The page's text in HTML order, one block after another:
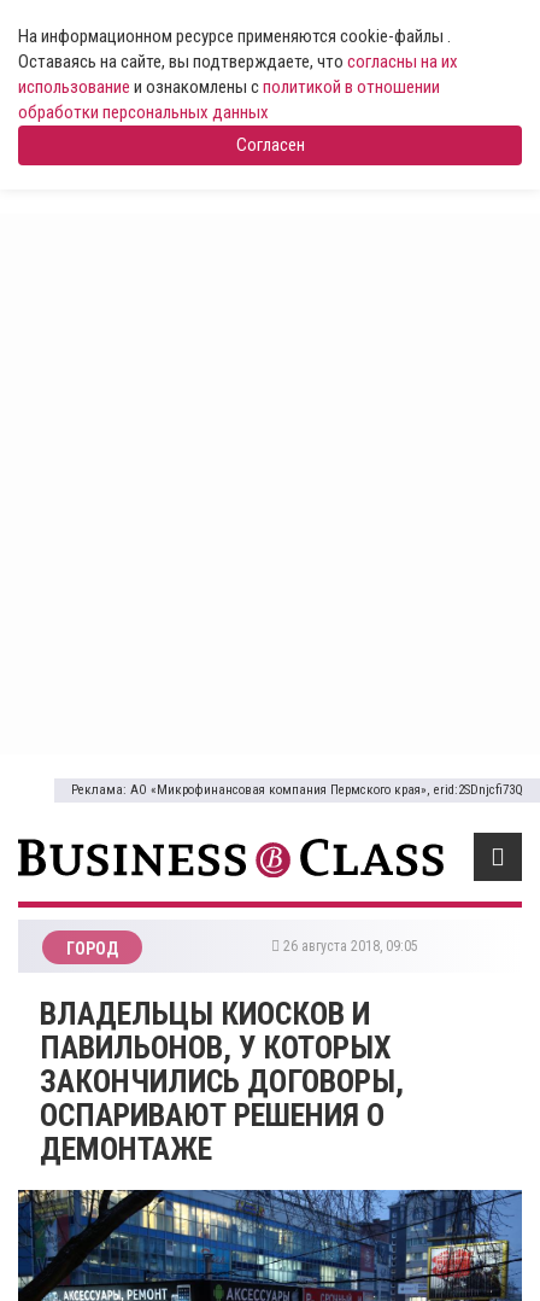
На информационном ресурсе применяются cookie-файлы .
Оставаясь на сайте, вы подтверждаете, что согласны на их
использование и ознакомлены сполитикой в отношении
обработки персональных данных
Согласен
Реклама: АО «Микрофинансовая компания Пермского края», erid:2SDnjcfi73Q
ГОРОД 26 августа 2018, 09:05
ВЛАДЕЛЬЦЫ КИОСКОВ И
ПАВИЛЬОНОВ, У КОТОРЫХ
ЗАКОНЧИЛИСЬ ДОГОВОРЫ,
ОСПАРИВАЮТ РЕШЕНИЯ О
ДЕМОНТАЖЕ